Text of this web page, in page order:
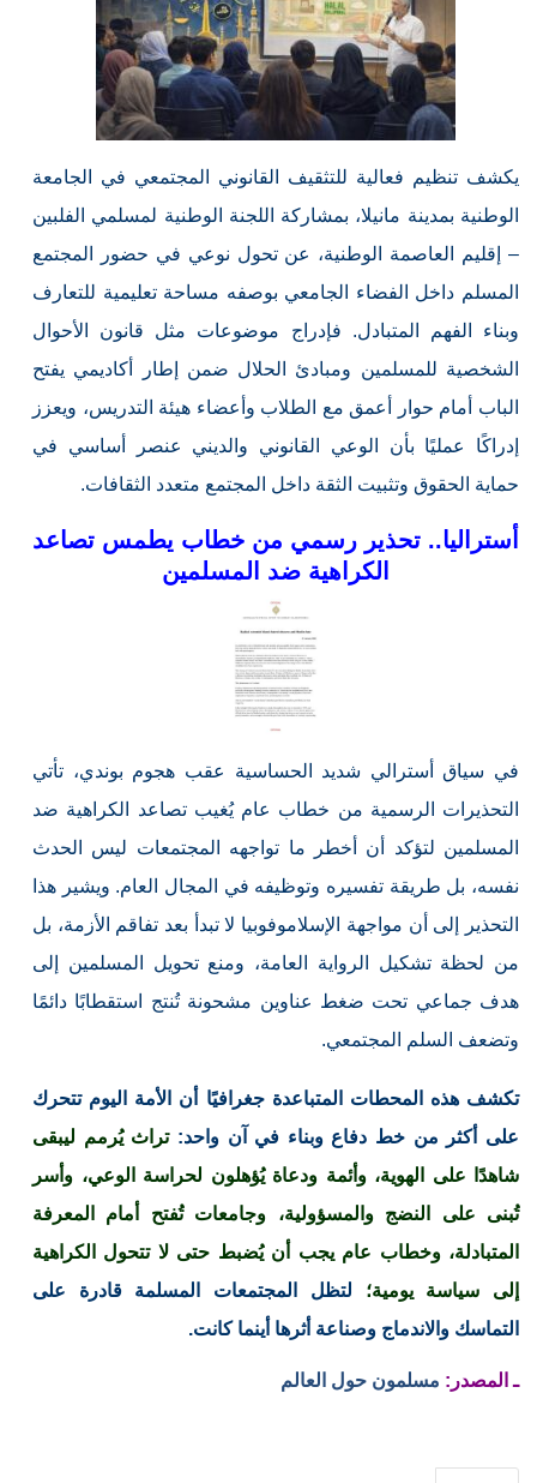
يكشف تنظيم فعالية للتثقيف القانوني المجتمعي في الجامعة
الوطنية بمدينة مانيلا، بمشاركة اللجنة الوطنية لمسلمي الفلبين
– إقليم العاصمة الوطنية، عن تحول نوعي في حضور المجتمع
المسلم داخل الفضاء الجامعي بوصفه مساحة تعليمية للتعارف
وبناء الفهم المتبادل. فإدراج موضوعات مثل قانون الأحوال
الشخصية للمسلمين ومبادئ الحلال ضمن إطار أكاديمي يفتح
الباب أمام حوار أعمق مع الطلاب وأعضاء هيئة التدريس، ويعزز
إدراكًا عمليًا بأن الوعي القانوني والديني عنصر أساسي في
حماية الحقوق وتثبيت الثقة داخل المجتمع متعدد الثقافات.
أستراليا.. تحذير رسمي من خطاب يطمس تصاعد
الكراهية ضد المسلمين
في سياق أسترالي شديد الحساسية عقب هجوم بوندي، تأتي
التحذيرات الرسمية من خطاب عام يُغيب تصاعد الكراهية ضد
المسلمين لتؤكد أن أخطر ما تواجهه المجتمعات ليس الحدث
نفسه، بل طريقة تفسيره وتوظيفه في المجال العام. ويشير هذا
التحذير إلى أن مواجهة الإسلاموفوبيا لا تبدأ بعد تفاقم الأزمة، بل
من لحظة تشكيل الرواية العامة، ومنع تحويل المسلمين إلى
هدف جماعي تحت ضغط عناوين مشحونة تُنتج استقطابًا دائمًا
وتضعف السلم المجتمعي.
تكشف هذه المحطات المتباعدة جغرافيًا أن الأمة اليوم تتحرك
على أكثر من خط دفاع وبناء في آن واحد:تراث يُرمم ليبقى
شاهدًا على الهوية، وأئمة ودعاة يُؤهلون لحراسة الوعي، وأسر
تُبنى على النضج والمسؤولية، وجامعات تُفتح أمام المعرفة
المتبادلة، وخطاب عام يجب أن يُضبط حتى لا تتحول الكراهية
إلى سياسة يومية؛ لتظل المجتمعات المسلمة قادرة على
التماسك والاندماج وصناعة أثرها أينما كانت.
ـ المصدر: مسلمون حول العالم